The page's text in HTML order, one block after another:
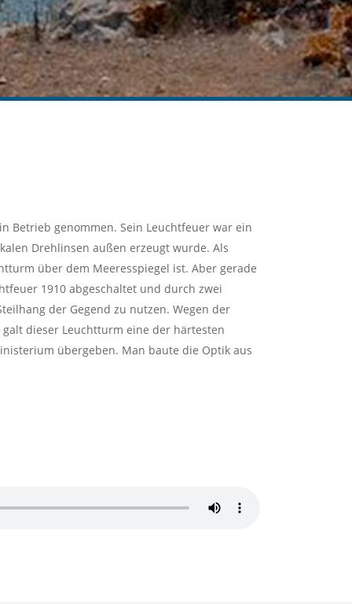
Betrieb genommen. Sein Leuchtfeuer war ein
Drehlinsen außen erzeugt wurde. Als
über dem Meeresspiegel ist. Aber gerade
1910 abgeschaltet und durch zwei
der Gegend zu nutzen. Wegen der
dieser Leuchtturm eine der härtesten
übergeben. Man baute die Optik aus